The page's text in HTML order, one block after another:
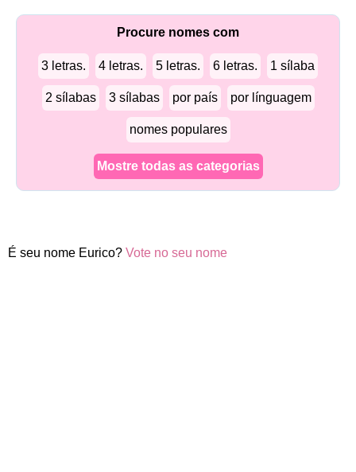
Procure nomes com
3 letras. 4 letras. 5 letras. 6 letras. 1 sílaba
2 sílabas 3 sílabas por país por línguagem
nomes populares
Mostre todas as categorias
É seu nome Eurico? Vote no seu nome